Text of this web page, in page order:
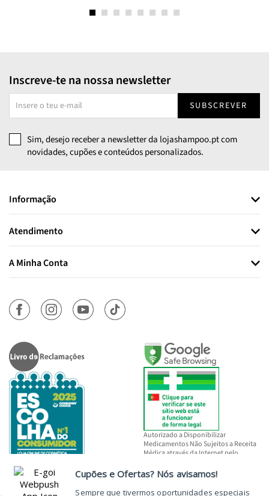
Inscreve-te na nossa newsletter
SUBSCREVER
Sim, desejo receber a newsletter da lojashampoo.pt com
novidades, cupões e conteúdos personalizados.
Informação
Atendimento
A Minha Conta
Autorizado a Disponibilizar
Medicamentos Não Sujeitos a Receita
Médica através da Internet pelo